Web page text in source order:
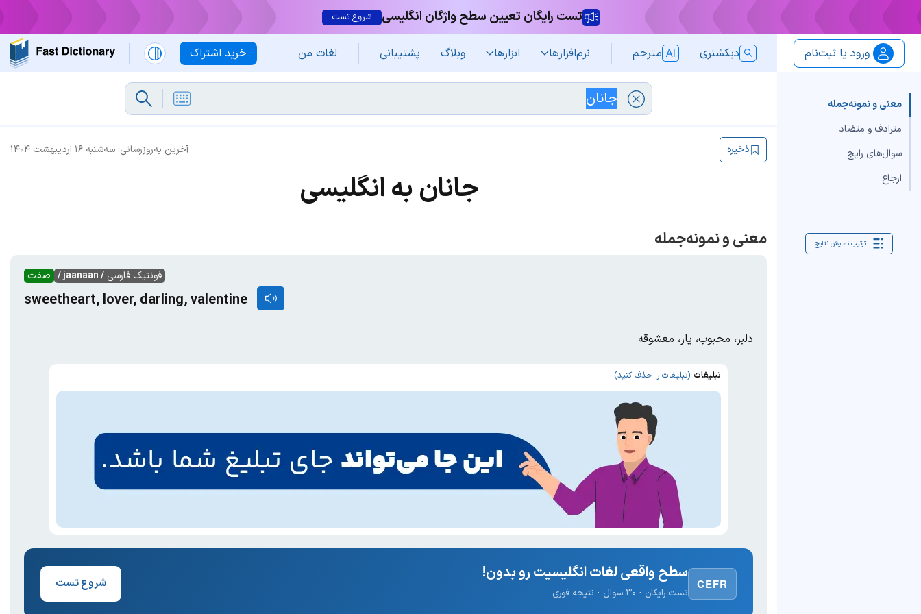
تست رایگان تعیین سطح واژگان انگلیسی شروع تست
خرید اشتراک ورود یا ثبت‌نام دیکشنری مترجم نرم‌افزار‌ها ابزارها وبلاگ پشتیبانی لغات من
معنی و نمونه‌جمله
مترادف و متضاد
سوال‌های رایج
ارجاع
ترتیب نمایش نتایج
آخرین به‌روزرسانی: سه‌شنبه ۱۶ اردیبهشت ۱۴۰۴ ذخیره
جانان به انگلیسی
معنی و نمونه‌جمله
صفت فونتیک فارسی / jaanaan /
sweetheart, lover, darling, valentine
دلبر، محبوب، یار، معشوقه
تبلیغات (تبلیغات را حذف کنید)
CEFR
سطح واقعی لغات انگلیسیت رو بدون!
تست رایگان · ۳۰ سوال · نتیجه فوری
شروع تست